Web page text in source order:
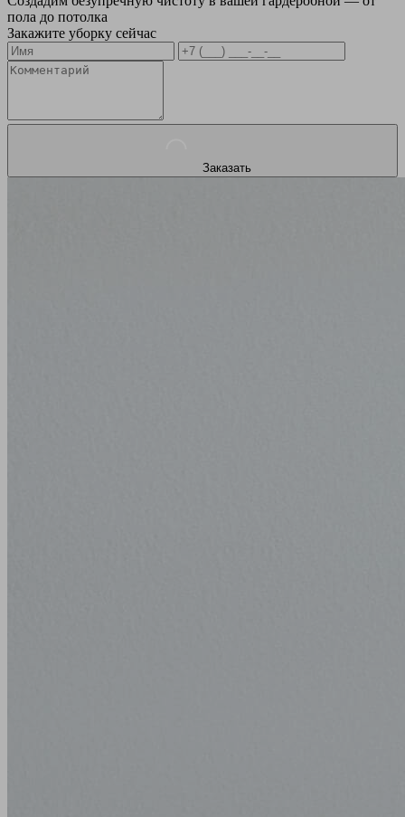
пола до потолка
Закажите уборку сейчас
Заказать